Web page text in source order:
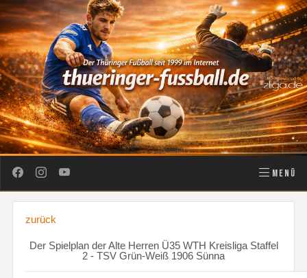
MENÜ
zurück
Der Spielplan der Alte Herren Ü35 WTH Kreisliga Staffel
2 - TSV Grün-Weiß 1906 Sünna